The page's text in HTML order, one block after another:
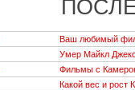
Ваш любимый
Умер Майкл
Фильмы с
Какой вес и рост